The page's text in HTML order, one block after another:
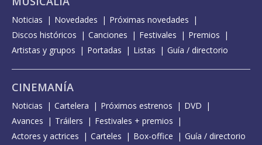
Noticias Novedades
Próximas novedades
Discos históricos
Canciones Festivales
Premios
Artistas y grupos
Portadas Listas Guía / directorio
CINEMANÍA
Noticias Cartelera Próximos estrenos
DVD
Avances
Tráilers
Festivales + premios
Actores y actrices
Carteles Box-office Guía / directorio